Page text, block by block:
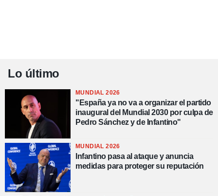
Lo último
MUNDIAL 2026
"España ya no va a organizar el partido
inaugural del Mundial 2030 por culpa de
Pedro Sánchez y de Infantino"
MUNDIAL 2026
Infantino pasa al ataque y anuncia
medidas para proteger su reputación